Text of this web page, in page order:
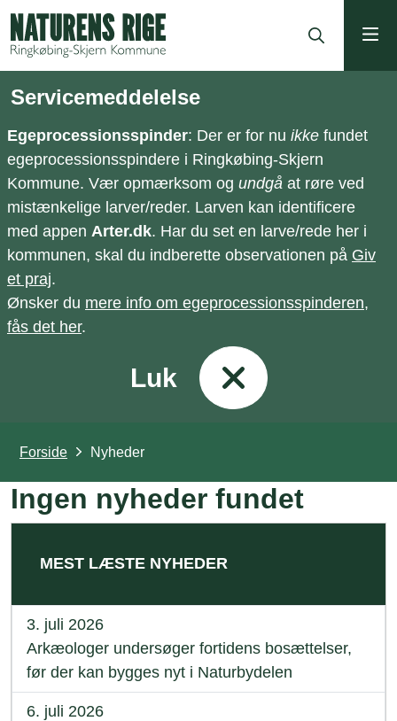
Servicemeddelelse
Egeprocessionsspinder: Der er for nu ikke fundet
egeprocessionsspindere i Ringkøbing-Skjern
Kommune. Vær opmærksom og undgå at røre ved
mistænkelige larver/reder. Larven kan identificere
med appen Arter.dk. Har du set en larve/rede her i
kommunen, skal du indberette observationen på Giv
et praj.
Ønsker du mere info om egeprocessionsspinderen,
fås det her.
Luk
Forside Nyheder
Ingen nyheder fundet
MEST LÆSTE NYHEDER
3. juli 2026
Arkæologer undersøger fortidens bosættelser,
før der kan bygges nyt i Naturbydelen
6. juli 2026